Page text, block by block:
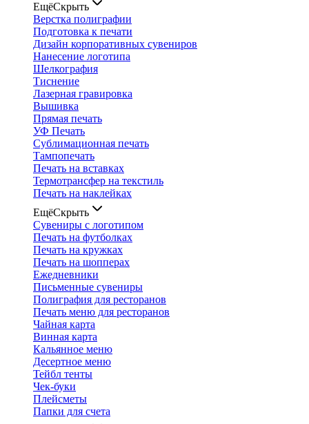
ЕщёСкрыть
Верстка полиграфии
Подготовка к печати
Дизайн корпоративных сувениров
Нанесение логотипа
Шелкография
Тиснение
Лазерная гравировка
Вышивка
Прямая печать
УФ Печать
Сублимационная печать
Тампопечать
Печать на вставках
Термотрансфер на текстиль
Печать на наклейках
ЕщёСкрыть
Сувениры с логотипом
Печать на футболках
Печать на кружках
Печать на шопперах
Ежедневники
Письменные сувениры
Полиграфия для ресторанов
Печать меню для ресторанов
Чайная карта
Винная карта
Кальянное меню
Десертное меню
Тейбл тенты
Чек-буки
Плейсметы
Папки для счета